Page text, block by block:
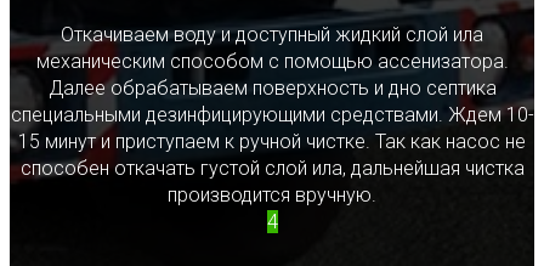
Откачиваем воду и доступный жидкий слой ила
механическим способом с помощью ассенизатора.
Далее обрабатываем поверхность и дно септика
специальными дезинфицирующими средствами. Ждем 10-
15 минут и приступаем к ручной чистке. Так как насос не
способен откачать густой слой ила, дальнейшая чистка
производится вручную.
4